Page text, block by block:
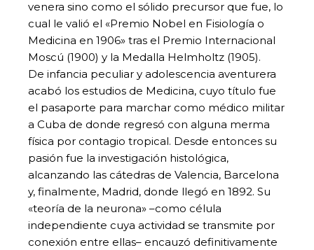
venera sino como el sólido precursor que fue, lo
cual le valió el «Premio Nobel en Fisiología o
Medicina en 1906» tras el Premio Internacional
Moscú (1900) y la Medalla Helmholtz (1905).
De infancia peculiar y adolescencia aventurera
acabó los estudios de Medicina, cuyo título fue
el pasaporte para marchar como médico militar
a Cuba de donde regresó con alguna merma
física por contagio tropical. Desde entonces su
pasión fue la investigación histológica,
alcanzando las cátedras de Valencia, Barcelona
y, finalmente, Madrid, donde llegó en 1892. Su
«teoría de la neurona» –como célula
independiente cuya actividad se transmite por
conexión entre ellas– encauzó definitivamente